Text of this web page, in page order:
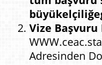
büyükelçiliğe
Vize Başvuru
Adresinden